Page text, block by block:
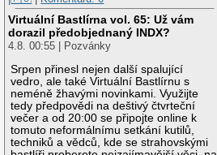
Virtuální Bastlírna vol. 65: Už vám
dorazil předobjednaný INDX?
4.8. 00:55 | Pozvánky
Srpen přinesl nejen další spalující
vedro, ale také Virtuální Bastlírnu s
neméně žhavými novinkami. Využijte
tedy předpovědi na deštivý čtvrteční
večer a od 20:00 se připojte online k
tomuto neformálnímu setkání kutilů,
techniků a vědců, kde se strahovskými